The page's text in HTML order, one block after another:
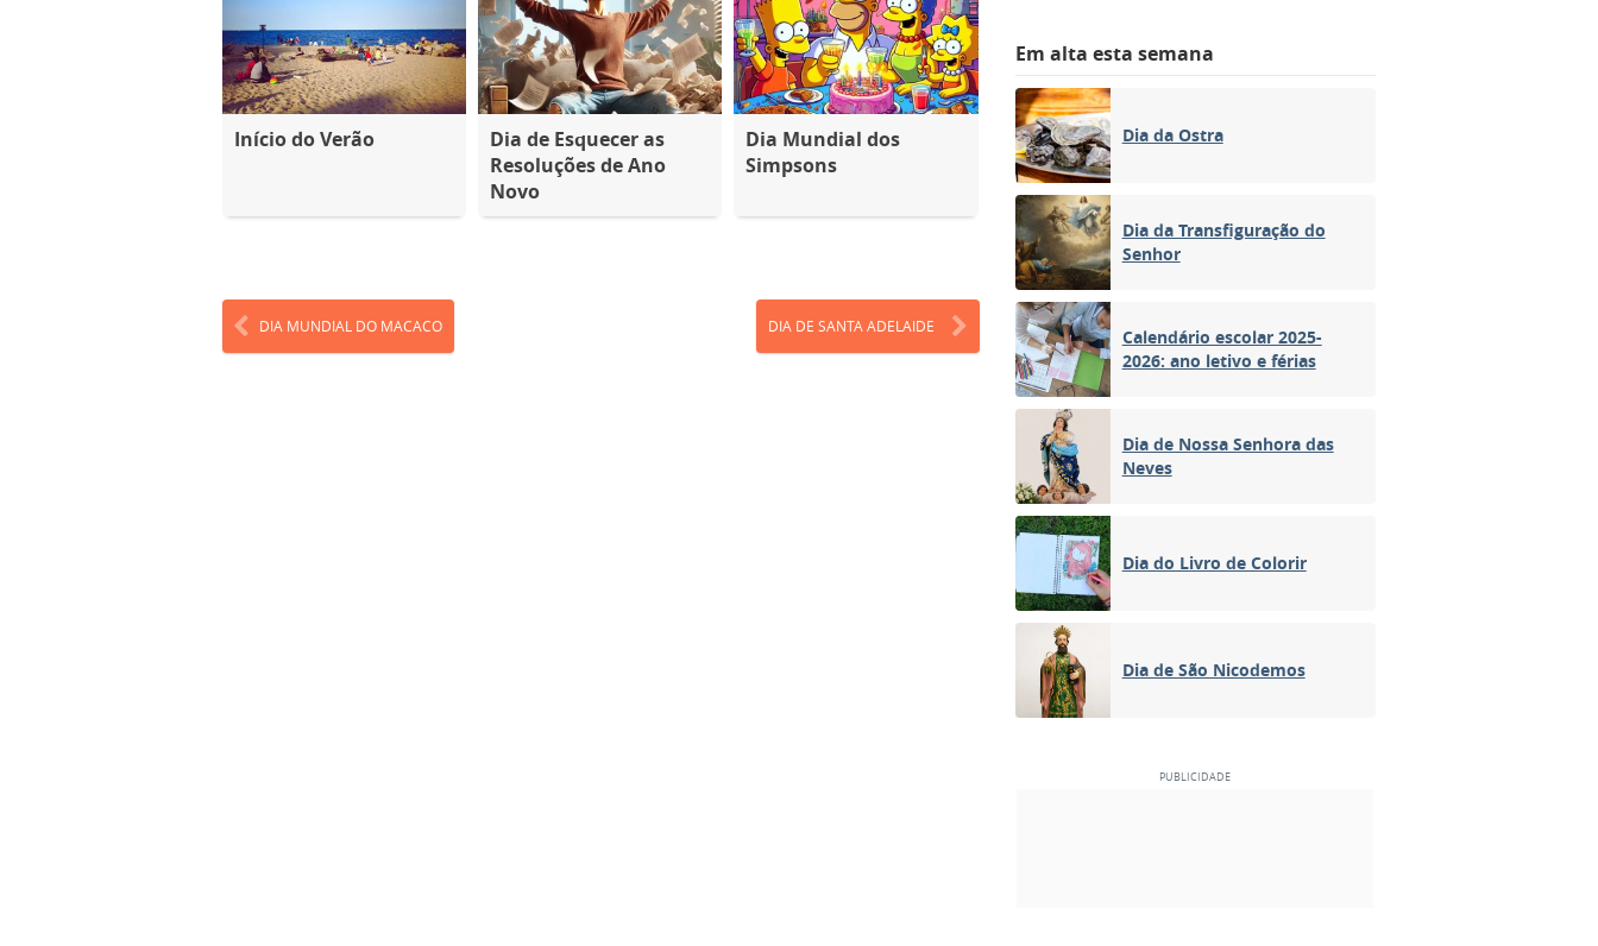
Início do Verão
Dia de Esquecer as
Resoluções de Ano
Novo
Dia Mundial dos
Simpsons
DIA MUNDIAL DO MACACO DIA DE SANTA ADELAIDE
Em alta esta semana
Dia da Ostra
Dia da Transfiguração do
Senhor
Calendário escolar 2025-
2026: ano letivo e férias
Dia de Nossa Senhora das
Neves
Dia do Livro de Colorir
Dia de São Nicodemos